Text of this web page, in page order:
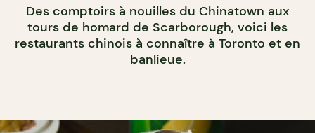
Des comptoirs à nouilles du Chinatown aux
tours de homard de Scarborough, voici les
restaurants chinois à connaître à Toronto et en
banlieue.